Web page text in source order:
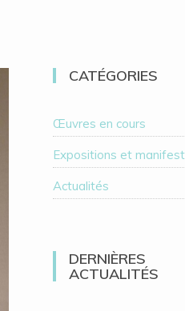
CATÉGORIES
Œuvres en cours
Expositions et
Actualités
DERNIÈRES
ACTUALITÉS